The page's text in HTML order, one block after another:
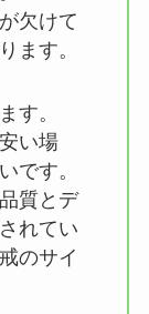
欠けて
ます。
す。
い場
です。
質とデ
れてい
のサイ